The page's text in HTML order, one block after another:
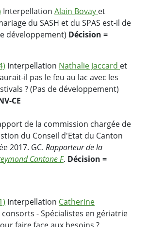
Interpellation Alain Bovay et
du SASH et du SPAS est-il de
développement) Décision =
Interpellation Nathalie Jaccard et
il pas le feu au lac avec les
? (Pas de développement)
CE
de la commission chargée de
du Conseil d'Etat du Canton
2017. GC. Rapporteur de la
Cantone F. Décision =
Interpellation Catherine
consorts - Spécialistes en gériatrie